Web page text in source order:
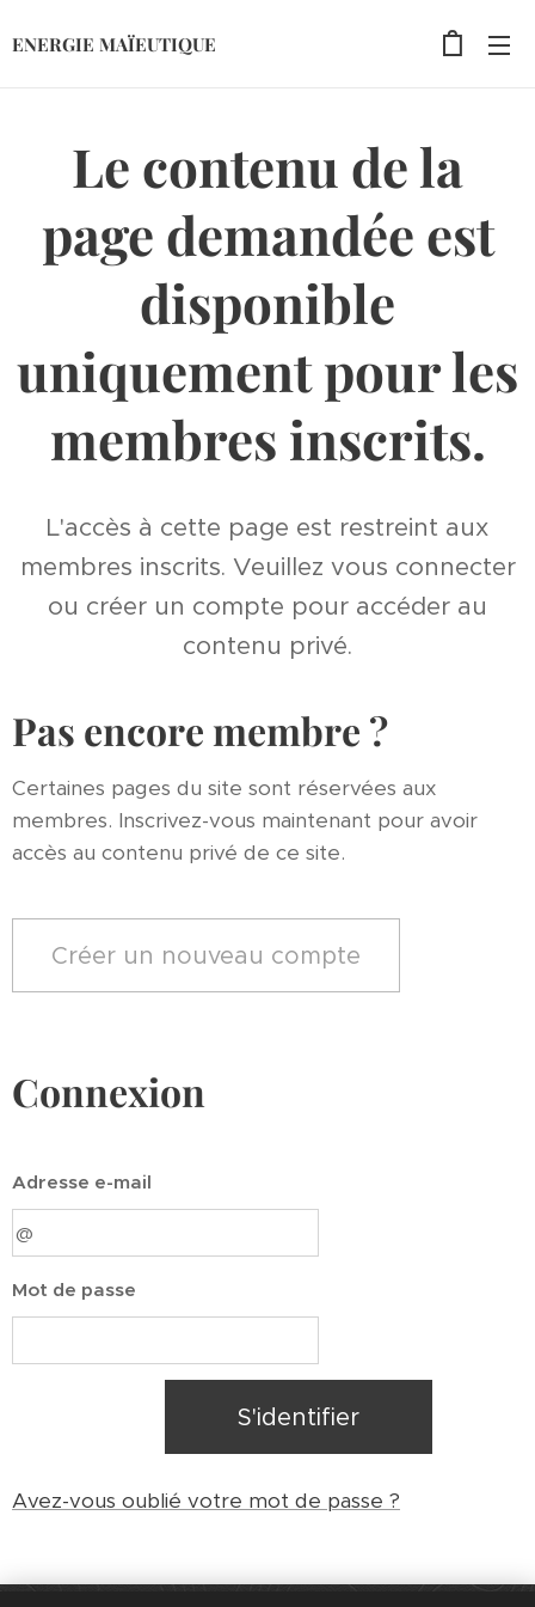
ENERGIE MAÏEUTIQUE
Le contenu de la
page demandée est
disponible
uniquement pour les
membres inscrits.
L'accès à cette page est restreint aux
membres inscrits. Veuillez vous connecter
ou créer un compte pour accéder au
contenu privé.
Pas encore membre ?
Certaines pages du site sont réservées aux
membres. Inscrivez-vous maintenant pour avoir
accès au contenu privé de ce site.
Créer un nouveau compte
Connexion
Adresse e-mail
Mot de passe
S'identifier
Avez-vous oublié votre mot de passe ?